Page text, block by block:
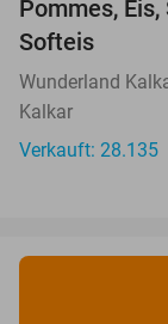
Pommes,
Softeis
Wunderland
Kalkar
Verkauft: 28.135